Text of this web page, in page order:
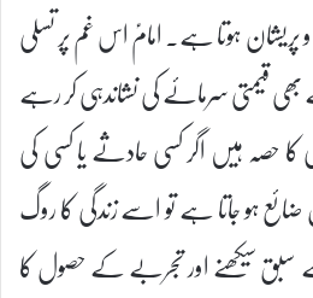
پریشان ہوتا ہے۔ امامؑ اس غم پر تسلی
سرمائے کی نشاندہی کر رہے
کا حصہ ہیں اگر کسی حادثے یا کسی کی
ضائع ہو جاتا ہے تو اسے زندگی کا روگ
سبق سیکھنے اور تجربے کے حصول کا